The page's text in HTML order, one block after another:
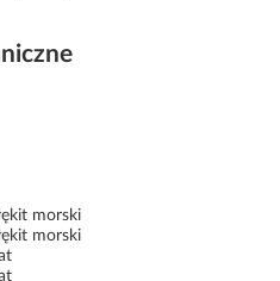
morski
morski